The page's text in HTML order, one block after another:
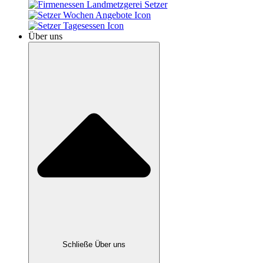
Über uns
Schließe Über uns